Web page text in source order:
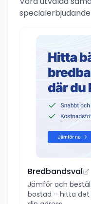
Bredbandsval
Jämför och
bostad – hitta